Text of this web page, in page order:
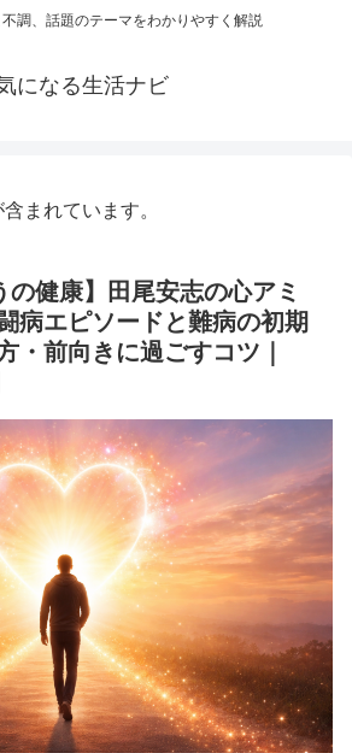
調、話題のテーマをわかりやすく解説
になる生活ナビ
まれています。
の健康】田尾安志の心アミ
病エピソードと難病の初期
・前向きに過ごすコツ｜